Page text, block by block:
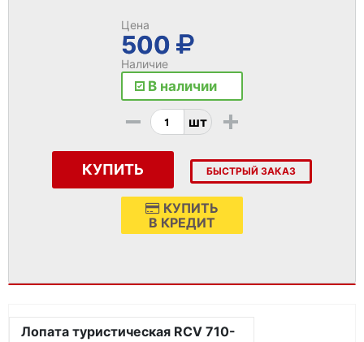
Цена
500
Наличие
В наличии
- шт +
КУПИТЬ БЫСТРЫЙ ЗАКАЗ
КУПИТЬ
В КРЕДИТ
Лопата туристическая RCV 710-